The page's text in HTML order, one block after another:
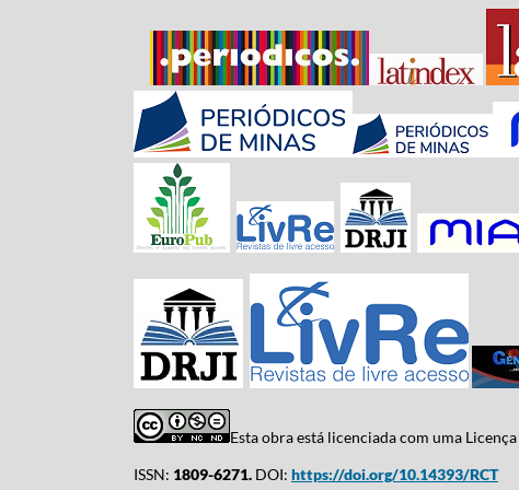
Esta obra está licenciada com uma Licença
ISSN: 1809-6271. DOI: https://doi.org/10.14393/RCT